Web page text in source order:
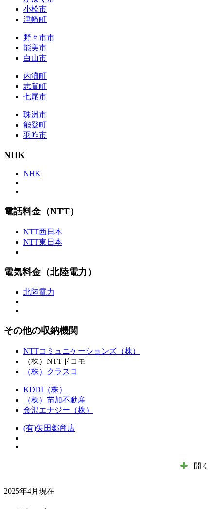
小松市
津幡町
野々市市
能美市
白山市
内灘町
志賀町
七尾市
珠洲市
能登町
羽咋市
NHK
NHK
電話料金（NTT）
NTT西日本
NTT東日本
電気料金（北陸電力）
北陸電力
その他の収納機関
NTTコミュニケーションズ（株）
（株）NTTドコモ
（株）クラスコ
KDDI（株）
（株）苗加不動産
金沢エナジー（株）
(有)矢田郷商店
開く
2025年4月現在